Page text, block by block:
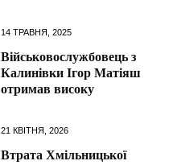
14 ТРАВНЯ, 2025
Військовослужбовець з
Калинівки Ігор Матіяш
отримав високу
21 КВІТНЯ, 2026
Втрата Хмільницької